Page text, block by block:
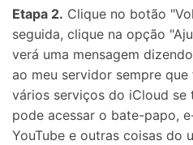
Etapa 2. Clique no botão
seguida, clique na opção
verá uma mensagem
ao meu servidor sempre
vários serviços do iCloud se
pode acessar o bate-papo,
YouTube e outras coisas do